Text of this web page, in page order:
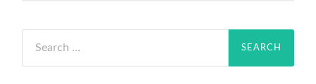
for: